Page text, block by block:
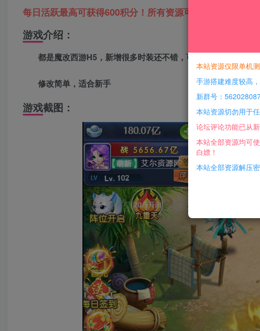
每日活跃最高可获得600积分！所有资源可以使用积分免费
游戏介绍：
都是魔改西游H5，新增很多时装还不错，可玩性高，有少量
修改简单，适合新手
游戏截图：
本站资源仅限单机
手游搭建难度较高
新群号：
本站资源切勿用于
论坛评论功能已从
本站全部资源均可
白嫖！
本站全部资源解压